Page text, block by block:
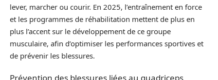
lever, marcher ou courir. En 2025, l’entraînement en force
et les programmes de réhabilitation mettent de plus en
plus l’accent sur le développement de ce groupe
musculaire, afin d’optimiser les performances sportives et
de prévenir les blessures.